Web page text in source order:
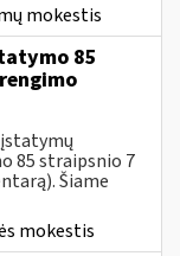
mokestis
85
įstatymų
85 straipsnio 7
Šiame
mokestis